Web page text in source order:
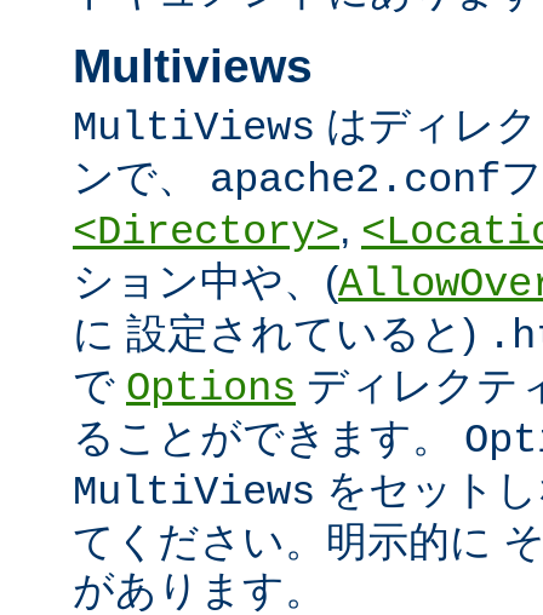
Multiviews
MultiViews はディレ
ンで、 apache2.conf
<Directory>,
ション中や、(
に 設定されていると)
で Options ディレクテ
ることができます。
MultiViews をセット
てください。明示的に
があります。